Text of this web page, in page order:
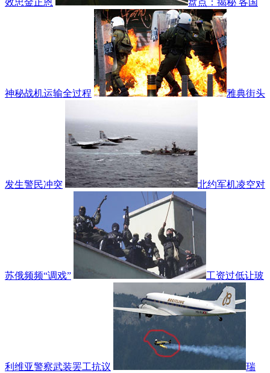
神秘战机运输全过程 雅典街头
发生警民冲突 北约军机凌空对
苏俄频频“调戏” 工资过低让玻
利维亚警察武装罢工抗议
瑞